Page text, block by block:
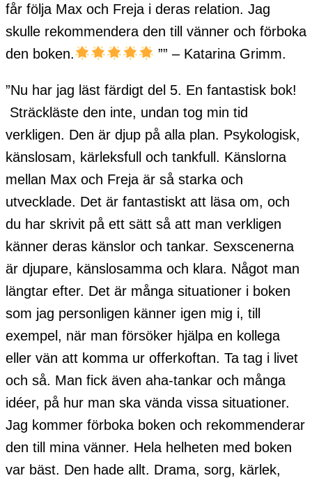
får följa Max och Freja i deras relation. Jag
skulle rekommendera den till vänner och förboka
den boken.
”” – Katarina Grimm.
”Nu har jag läst färdigt del 5. En fantastisk bok!
Sträckläste den inte, undan tog min tid
verkligen. Den är djup på alla plan. Psykologisk,
känslosam, kärleksfull och tankfull. Känslorna
mellan Max och Freja är så starka och
utvecklade. Det är fantastiskt att läsa om, och
du har skrivit på ett sätt så att man verkligen
känner deras känslor och tankar. Sexscenerna
är djupare, känslosamma och klara. Något man
längtar efter. Det är många situationer i boken
som jag personligen känner igen mig i, till
exempel, när man försöker hjälpa en kollega
eller vän att komma ur offerkoftan. Ta tag i livet
och så. Man fick även aha-tankar och många
idéer, på hur man ska vända vissa situationer.
Jag kommer förboka boken och rekommenderar
den till mina vänner. Hela helheten med boken
var bäst. Den hade allt. Drama, sorg, kärlek,